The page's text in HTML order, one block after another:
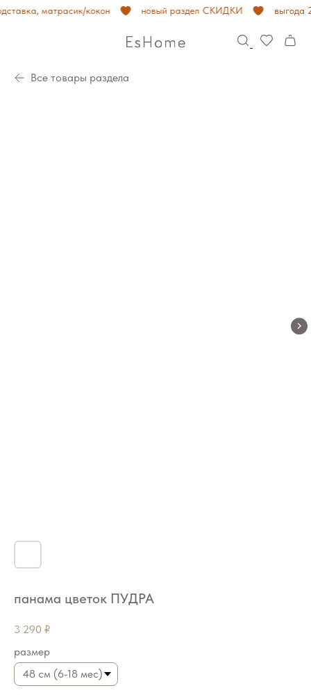
матрасик/кокон новый раздел СКИДКИ выгода
Все товары раздела
панама цветок ПУДРА
3 290 ₽
размер